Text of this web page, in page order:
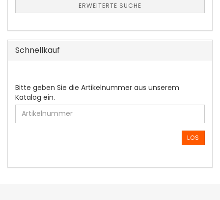
ERWEITERTE SUCHE
Schnellkauf
BITTE
GEBEN
SIE
DIE
ARTIKELNUMMER
EIN.
Bitte geben Sie die Artikelnummer aus unserem
Katalog ein.
LOS